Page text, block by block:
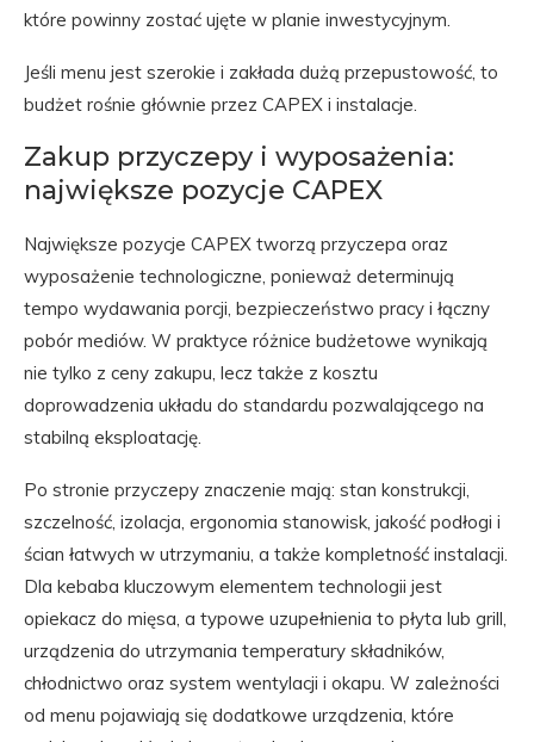
które powinny zostać ujęte w planie inwestycyjnym.
Jeśli menu jest szerokie i zakłada dużą przepustowość, to
budżet rośnie głównie przez CAPEX i instalacje.
Zakup przyczepy i wyposażenia:
największe pozycje CAPEX
Największe pozycje CAPEX tworzą przyczepa oraz
wyposażenie technologiczne, ponieważ determinują
tempo wydawania porcji, bezpieczeństwo pracy i łączny
pobór mediów. W praktyce różnice budżetowe wynikają
nie tylko z ceny zakupu, lecz także z kosztu
doprowadzenia układu do standardu pozwalającego na
stabilną eksploatację.
Po stronie przyczepy znaczenie mają: stan konstrukcji,
szczelność, izolacja, ergonomia stanowisk, jakość podłogi i
ścian łatwych w utrzymaniu, a także kompletność instalacji.
Dla kebaba kluczowym elementem technologii jest
opiekacz do mięsa, a typowe uzupełnienia to płyta lub grill,
urządzenia do utrzymania temperatury składników,
chłodnictwo oraz system wentylacji i okapu. W zależności
od menu pojawiają się dodatkowe urządzenia, które